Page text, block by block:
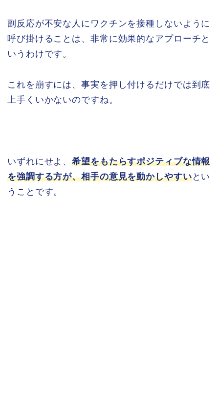
副反応が不安な人にワクチンを接種しないように
呼び掛けることは、非常に効果的なアプローチと
いうわけです。
これを崩すには、事実を押し付けるだけでは到底
上手くいかないのですね。
いずれにせよ、希望をもたらすポジティブな情報
を強調する方が、相手の意見を動かしやすいとい
うことです。